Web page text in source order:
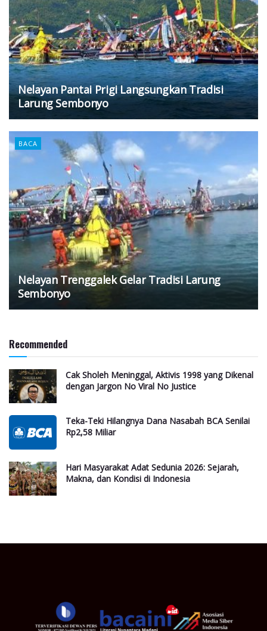
Nelayan Pantai Prigi Langsungkan Tradisi
Larung Sembonyo
BACA
Nelayan Trenggalek Gelar Tradisi Larung
Sembonyo
Recommended
Cak Sholeh Meninggal, Aktivis 1998 yang Dikenal
dengan Jargon No Viral No Justice
Teka-Teki Hilangnya Dana Nasabah BCA Senilai
Rp2,58 Miliar
Hari Masyarakat Adat Sedunia 2026: Sejarah,
Makna, dan Kondisi di Indonesia